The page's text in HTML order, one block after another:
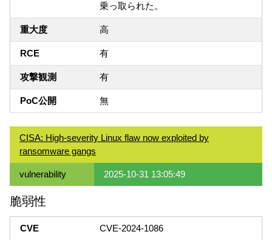
乗っ取られた。
重大度 高
RCE 有
攻撃観測 有
PoC公開 無
CISA: High-severity Linux flaw now exploited by
ransomware gangs
vulnerability 2025-10-31 13:05:49
脆弱性
CVE CVE-2024-1086